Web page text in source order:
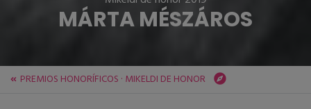
MÁRTA MÉSZÁROS
PREMIOS HONORÍFICOS · MIKELDI DE HONOR